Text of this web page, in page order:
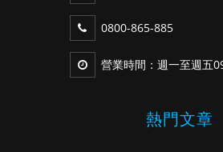
0800-865-885
營業時間：週一至週五
熱門文章